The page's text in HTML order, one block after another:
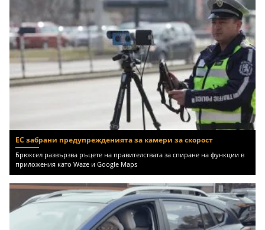
ЕС забрани предупрежденията за камери за скорост
Брюксел развързва ръцете на правителствата за спиране на функции в
приложения като Waze и Google Maps